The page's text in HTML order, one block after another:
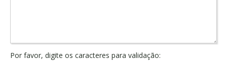
Por favor, digite os caracteres para validação: